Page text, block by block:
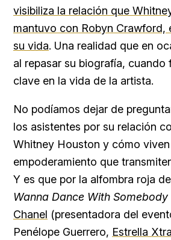
visibiliza la relación que
mantuvo con Robyn Crawford,
su vida. Una realidad que en
al repasar su biografía, cuando
clave en la vida de la artista.
No podíamos dejar de
los asistentes por su relación
Whitney Houston y cómo viven
empoderamiento que
Y es que por la alfombra roja
Wanna Dance With Somebody
Chanel (presentadora del
Penélope Guerrero, Estrella